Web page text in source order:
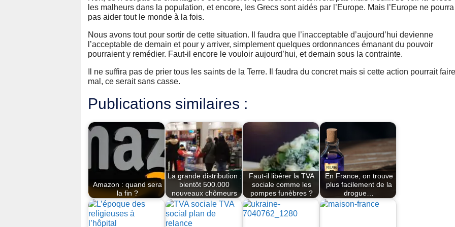
les malheurs dans la population, et encore, les Grecs sont aidés par l’Europe. Mais l’Europe ne pourra
pas aider tout le monde à la fois.
Nous avons tout pour sortir de cette situation. Il faudra que l’inacceptable d’aujourd’hui devienne
l’acceptable de demain et pour y arriver, simplement quelques ordonnances émanant du pouvoir
pourraient y remédier. Faut-il encore le vouloir aujourd’hui, et demain sous la contrainte.
Il ne suffira pas de prier tous les saints de la Terre. Il faudra du concret mais si cette action pourrait faire
mal, ce serait sans casse.
Publications similaires :
Amazon : quand sera
la fin ?
La grande distribution :
bientôt 500.000
nouveaux chômeurs
Faut-il libérer la TVA
sociale comme les
pompes funèbres ?
En France, on trouve
plus facilement de la
drogue…